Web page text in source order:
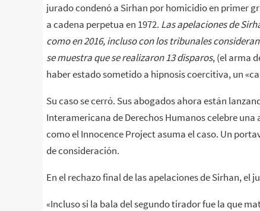
jurado condenó a Sirhan por homicidio en primer
a cadena perpetua en 1972. Las apelaciones de
como en 2016, incluso con los tribunales
se muestra que se realizaron 13 disparos, (el arma
haber estado sometido a hipnosis coercitiva, un
Su caso se cerró. Sus abogados ahora están
Interamericana de Derechos Humanos celebre
como el Innocence Project asuma el caso. Un
de consideración.
En el rechazo final de las apelaciones de Sirhan, el
«Incluso si la bala del segundo tirador fue la que